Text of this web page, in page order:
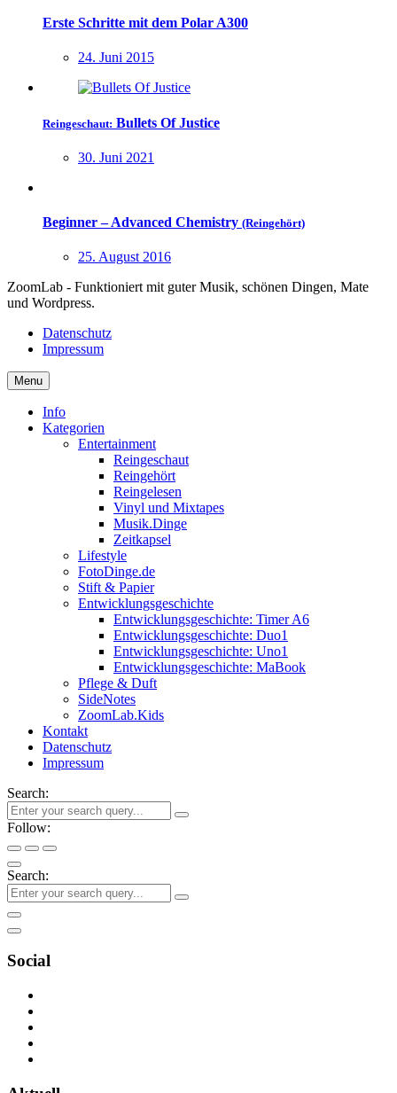
Erste Schritte mit dem Polar A300
24. Juni 2015
Reingeschaut: Bullets Of Justice
30. Juni 2021
Beginner – Advanced Chemistry (Reingehört)
25. August 2016
ZoomLab - Funktioniert mit guter Musik, schönen Dingen, Mate
und Wordpress.
Datenschutz
Impressum
Menu
Info
Kategorien
Entertainment
Reingeschaut
Reingehört
Reingelesen
Vinyl und Mixtapes
Musik.Dinge
Zeitkapsel
Lifestyle
FotoDinge.de
Stift & Papier
Entwicklungsgeschichte
Entwicklungsgeschichte: Timer A6
Entwicklungsgeschichte: Duo1
Entwicklungsgeschichte: Uno1
Entwicklungsgeschichte: MaBook
Pflege & Duft
SideNotes
ZoomLab.Kids
Kontakt
Datenschutz
Impressum
Search:
Follow:
Search:
Social